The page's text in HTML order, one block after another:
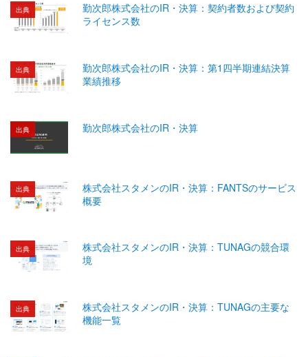
出典
勤次郎株式会社のIR・決算：契約者数および契約
ライセンス数
出典
勤次郎株式会社のIR・決算：第1四半期連結決算
業績推移
出典 勤次郎株式会社のIR・決算
出典
株式会社スタメンのIR・決算：FANTSのサービス
概要
出典
株式会社スタメンのIR・決算：TUNAGの競合環
境
出典
株式会社スタメンのIR・決算：TUNAGの主要な
機能一覧